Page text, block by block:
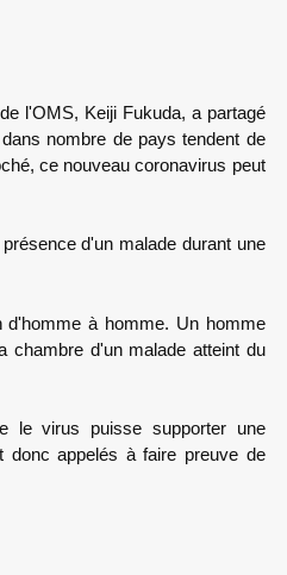
l'OMS, Keiji Fukuda, a partagé
nombre de pays tendent de
ce nouveau coronavirus peut
d'un malade durant une
à homme. Un homme
chambre d'un malade atteint du
le virus puisse supporter une
donc appelés à faire preuve de